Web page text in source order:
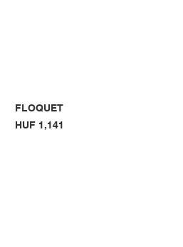
FLOQUET
Price
HUF 1,141